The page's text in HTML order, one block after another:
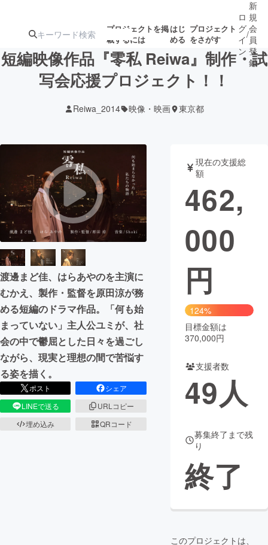
プロジェクトを掲
載するには
はじ
める
プロジェクト
をさがす
ターン
注目の新着プロ
ジェクト
募集終了が近いプ
ロジェクト
アート・写真 音楽
テクノロジー・ガジェット ゲーム・サ
映像・映画
ビジネス・起業
まちづくり・地域活性化
CAMPFIRE for Social Good
CAMPFIRE Creation
CAMPFIREふるさと納税machi-ya コミュニティ
ロ
グ
イ
ン
/
新
規
会
員
登
録
短編映像作品『零私 Reiwa』制作・試
写会応援プロジェクト！！
Reiwa_2014 映像・映画 東京都
渡邊まど佳、はらあやのを主演に
むかえ、製作・監督を原田涼が務
める短編のドラマ作品。「何も始
まっていない」主人公ユミが、社
会の中で鬱屈とした日々を過ごし
ながら、現実と理想の間で苦悩す
る姿を描く。
ポスト
シェア
LINEで送る
URLコピー
埋め込み
QRコード
現在の支援総
額
462,
000
円
124%
目標金額は
370,000円
支援者数
49人
募集終了まで残
り
終了
このプロジェクトは、